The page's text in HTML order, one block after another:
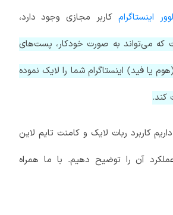
اینستاگرامکاربر مجازی وجود دارد،
که می‌تواند به صورت خودکار، پست‌های
یا فید) اینستاگرام شما را لایک نموده
کند.
کاربرد ربات لایک و کامنت تایم لاین
آن را توضیح دهیم. با ما همراه